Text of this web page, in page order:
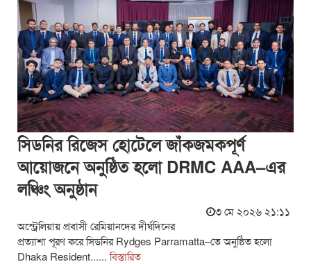
সিডনির রিজেস হোটেলে জাঁকজমকপূর্ণ
আয়োজনে অনুষ্ঠিত হলো DRMC AAA–এর
লঞ্চিং অনুষ্ঠান
৩ মে ২০২৬ ২১:১১
অস্ট্রেলিয়ায় প্রবাসী রেমিয়ানদের দীর্ঘদিনের
প্রত্যাশা পূরণ করে সিডনির Rydges Parramatta–তে অনুষ্ঠিত হলো
Dhaka Resident......বিস্তারিত